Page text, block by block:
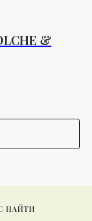
&
НАЙТИ